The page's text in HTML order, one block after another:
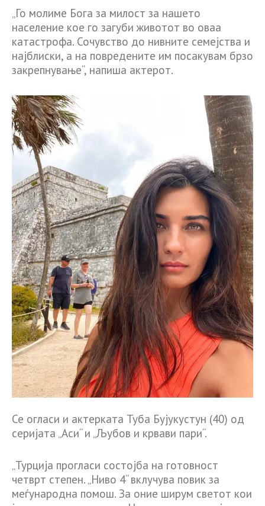
„Го молиме Бога за милост за нашето
население кое го загуби животот во оваа
катастрофа. Сочувство до нивните семејства и
најблиски, а на повредените им посакувам брзо
закрепнување“, напиша актерот.
Се огласи и актерката Туба Бујукустун (40) од
серијата „Аси“ и „Љубов и крвави пари“.
„Турција прогласи состојба на готовност
четврт степен. „Ниво 4“ вклучува повик за
меѓународна помош. За оние ширум светот кои